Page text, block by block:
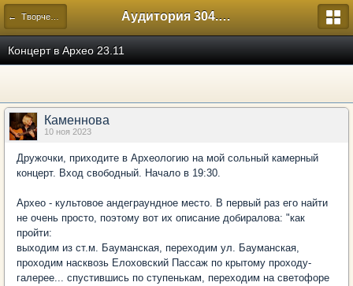
← Творческий Аудитория 304. История России
Концерт в Архео 23.11
Каменнова
10 ноя 2023
Дружочки, приходите в Археологию на мой сольный камерный
концерт. Вход свободный. Начало в 19:30.
Архео - культовое андеграундное место. В первый раз его найти
не очень просто, поэтому вот их описание добиралова: "как
пройти:
выходим из ст.м. Бауманская, переходим ул. Бауманская,
проходим насквозь Елоховский Пассаж по крытому проходу-
галерее... спустившись по ступенькам, переходим на светофоре